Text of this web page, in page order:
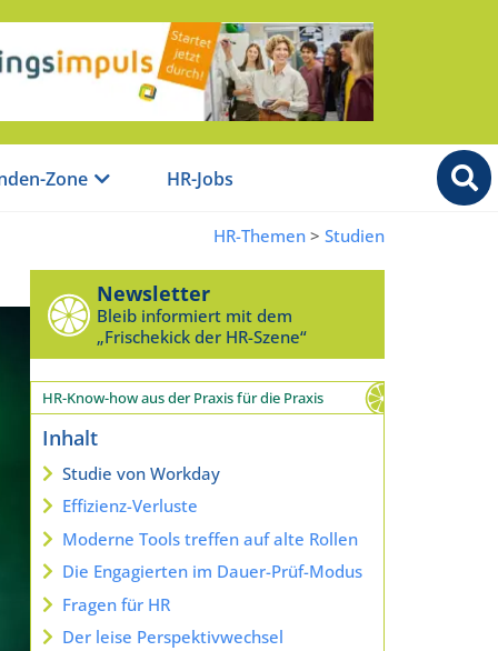
Zone HR-Jobs
HR-Themen > Studien
Newsletter
Bleib informiert mit dem
„Frischekick der HR-Szene“
HR-Know-how aus der Praxis für die Praxis
Inhalt
Studie von Workday
Effizienz-Verluste
Moderne Tools treffen auf alte Rollen
Die Engagierten im Dauer-Prüf-Modus
Fragen für HR
Der leise Perspektivwechsel